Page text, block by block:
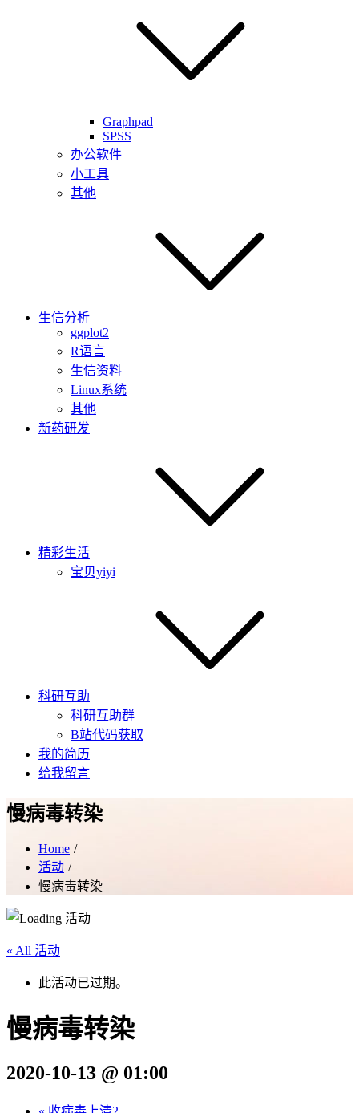
Graphpad
SPSS
办公软件
小工具
其他
生信分析
ggplot2
R语言
生信资料
Linux系统
其他
新药研发
精彩生活
宝贝yiyi
科研互助
科研互助群
B站代码获取
我的简历
给我留言
慢病毒转染
Home
活动
慢病毒转染
« All 活动
此活动已过期。
慢病毒转染
2020-10-13 @ 01:00